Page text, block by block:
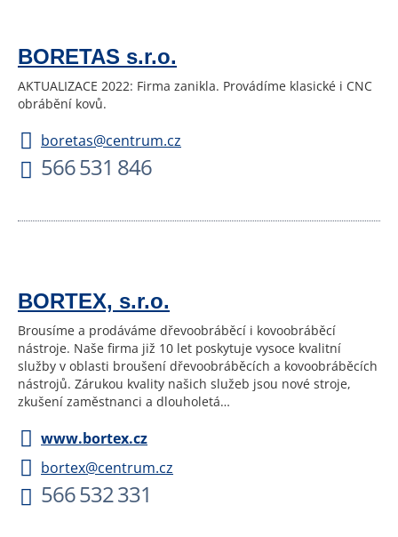
BORETAS s.r.o.
AKTUALIZACE 2022: Firma zanikla. Provádíme klasické i CNC
obrábění kovů.
boretas@centrum.cz
566 531 846
BORTEX, s.r.o.
Brousíme a prodáváme dřevoobráběcí i kovoobráběcí
nástroje. Naše firma již 10 let poskytuje vysoce kvalitní
služby v oblasti broušení dřevoobráběcích a kovoobráběcích
nástrojů. Zárukou kvality našich služeb jsou nové stroje,
zkušení zaměstnanci a dlouholetá…
www.bortex.cz
bortex@centrum.cz
566 532 331